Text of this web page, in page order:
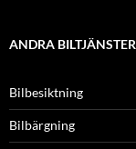
ANDRA BILTJÄNSTER
Bilbesiktning
Bilbärgning